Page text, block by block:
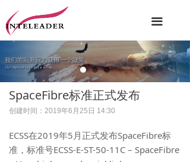
끀
SpaceFibre标准正式发布
创建时间： 2019年6月25日 14:30
ECSS在2019年5月正式发布SpaceFibre标
准，标准号ECSS-E-ST-50-11C – SpaceFibre